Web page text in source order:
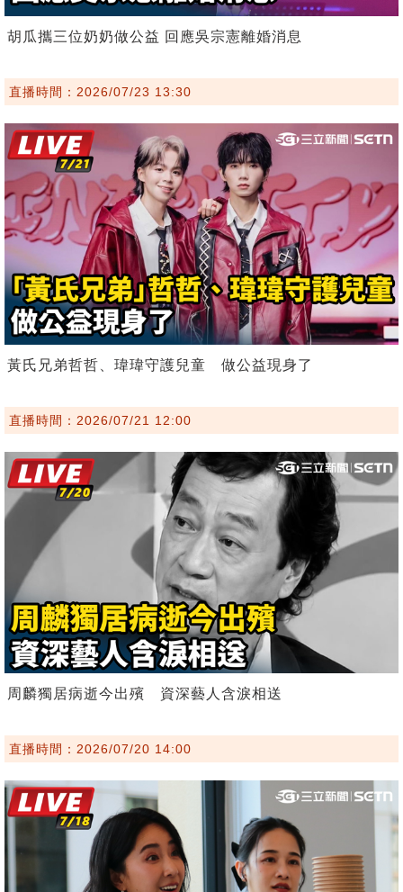
胡瓜攜三位奶奶做公益 回應吳宗憲離婚消息
直播時間：2026/07/23 13:30
黃氏兄弟哲哲、瑋瑋守護兒童 做公益現身了
直播時間：2026/07/21 12:00
周麟獨居病逝今出殯 資深藝人含淚相送
直播時間：2026/07/20 14:00